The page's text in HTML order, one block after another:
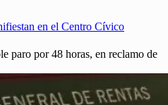
en el Centro Cívico
paro por 48 horas, en reclamo de